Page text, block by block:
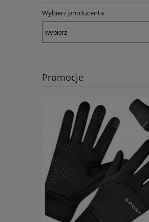
Wybierz producenta
Promocje